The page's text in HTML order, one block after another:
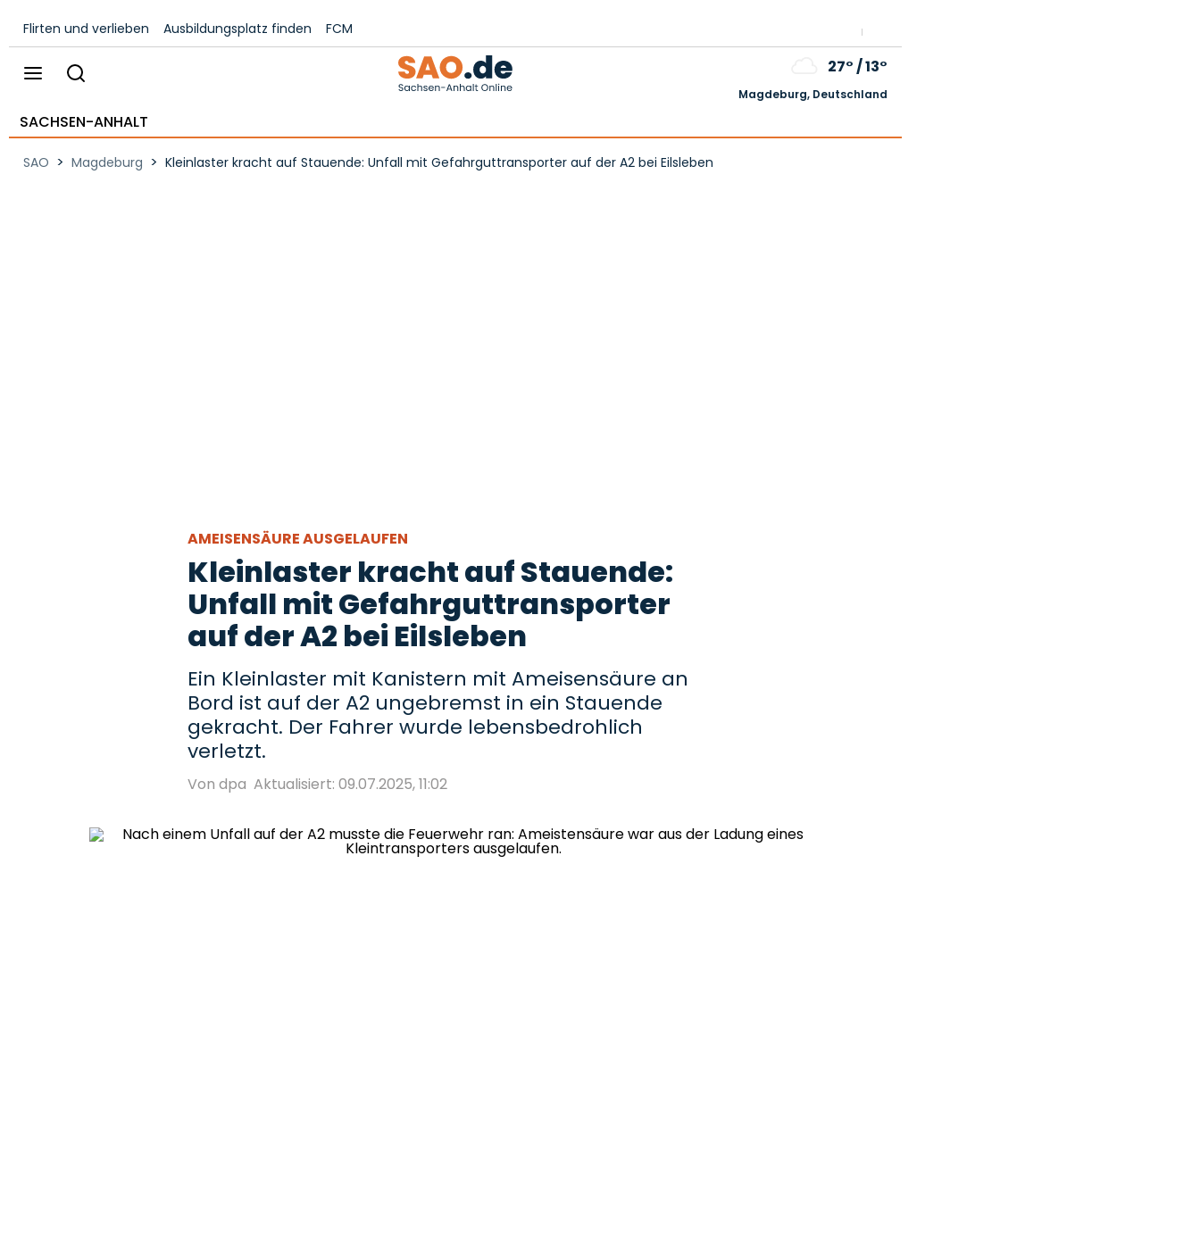
Flirten und verlieben Ausbildungsplatz finden FCM
27°/13°
Magdeburg, Deutschland
SACHSEN-ANHALT
SAO > Magdeburg > Kleinlaster kracht auf Stauende: Unfall mit Gefahrguttransporter auf der A2 bei Eilsleben
AMEISENSÄURE AUSGELAUFEN
Kleinlaster kracht auf Stauende:
Unfall mit Gefahrguttransporter
auf der A2 bei Eilsleben
Ein Kleinlaster mit Kanistern mit Ameisensäure an
Bord ist auf der A2 ungebremst in ein Stauende
gekracht. Der Fahrer wurde lebensbedrohlich
verletzt.
Von dpa Aktualisiert: 09.07.2025, 11:02